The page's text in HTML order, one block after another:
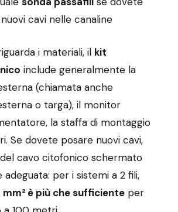
cavi nelle canaline
i materiali, il kit
include generalmente la
(chiamata anche
o targa), il monitor
la staffa di montaggio
Se dovete posare nuovi cavi,
cavo citofonico schermato
adeguata: per i sistemi a 2 fili,
mm² è più che sufficiente per